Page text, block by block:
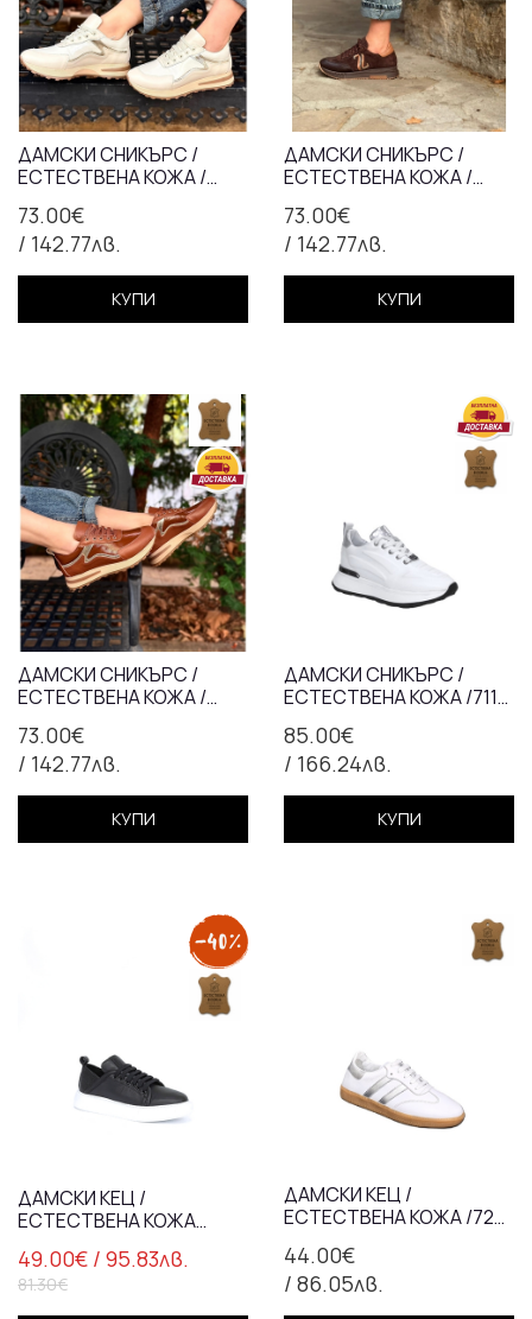
73.00€
/ 142.77лв.
ДАМСКИ СНИКЪРС /
ЕСТЕСТВЕНА КОЖА /
КУПИ
73.00€
/ 142.77лв.
ДАМСКИ СНИКЪРС /
ЕСТЕСТВЕНА КОЖА /
КУПИ
73.00€
/ 142.77лв.
ДАМСКИ СНИКЪРС /
ЕСТЕСТВЕНА КОЖА /
ТАБА / 7302
КУПИ
85.00€
/ 166.24лв.
ДАМСКИ СНИКЪРС /
ЕСТЕСТВЕНА КОЖА /711-
КУПИ
49.00€ / 95.83лв.
81.30€
ДАМСКИ КЕЦ /
ЕСТЕСТВЕНА КОЖА
44.00€
/ 86.05лв.
ДАМСКИ КЕЦ /
ЕСТЕСТВЕНА КОЖА /723-